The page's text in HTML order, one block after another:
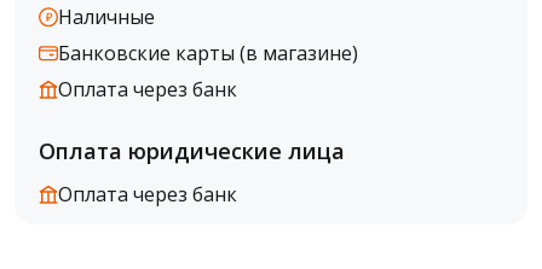
Наличные
Банковские карты (в магазине)
Оплата через банк
Оплата юридические лица
Оплата через банк